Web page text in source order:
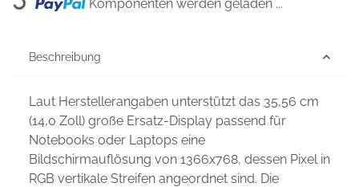
Loading... Komponenten werden geladen ...
Beschreibung
Laut Herstellerangaben unterstützt das 35,56 cm
(14,0 Zoll) große Ersatz-Display passend für
Notebooks oder Laptops eine
Bildschirmauflösung von 1366x768, dessen Pixel in
RGB vertikale Streifen angeordnet sind. Die